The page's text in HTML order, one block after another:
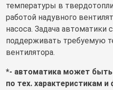
температуры в
работой надувного
насоса. Задача автоматики
поддерживать требуемую
вентилятора.
*- автоматика может быть
по тех. характеристикам и